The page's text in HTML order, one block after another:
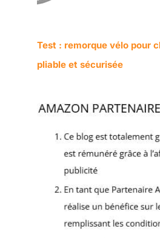
Test : remorque vélo pour
pliable et sécurisée